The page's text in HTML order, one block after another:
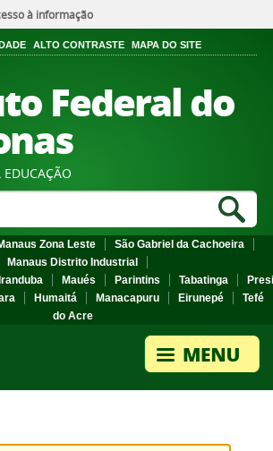
à informação
ALTO CONTRASTE MAPA DO SITE
Federal do
Zona Leste
São Gabriel da Cachoeira
Manaus Distrito Industrial
Iranduba Maués Parintins Tabatinga
Humaitá Manacapuru Eirunepé
Tefé
do Acre